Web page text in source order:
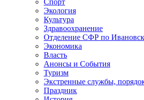
Спорт
Экология
Культура
Здравоохранение
Отделение СФР по
Экономика
Власть
Анонсы и События
Туризм
Экстренные службы,
Праздник